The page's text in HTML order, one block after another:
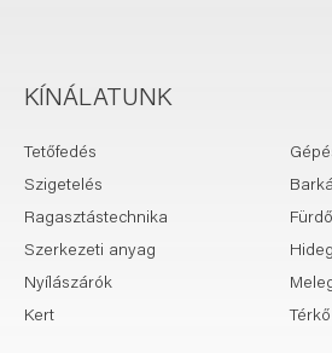
KÍNÁLATUNK
Tetőfedés
Szigetelés
Ragasztástechnika
Szerkezeti anyag
Nyílászárók
Kert
Térkő